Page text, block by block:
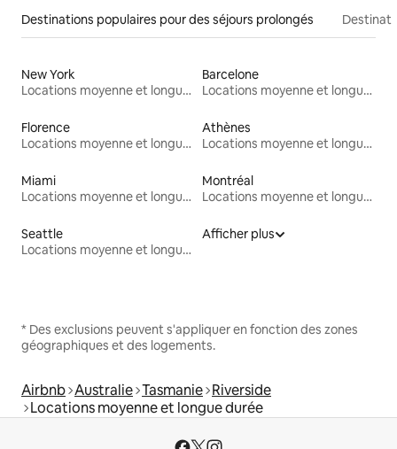
Destinations populaires pour des séjours prolongés
New York
Locations moyenne et longue durée
Barcelone
Locations moyenne et longue durée
Florence
Locations moyenne et longue durée
Athènes
Locations moyenne et longue durée
Miami
Locations moyenne et longue durée
Montréal
Locations moyenne et longue durée
Seattle
Locations moyenne et longue durée
Afficher plus
* Des exclusions peuvent s'appliquer en fonction des zones
géographiques et des logements.
Airbnb Australie Tasmanie Riverside
Locations moyenne et longue durée